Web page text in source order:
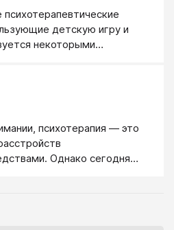
"истинного
игры".
детскую игру и
некоторыми
в игре «показать» свои
и страхи.
психотерапия — это
Однако сегодня